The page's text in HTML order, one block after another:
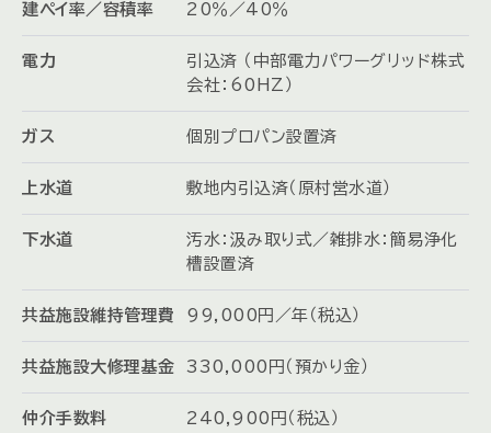
建ペイ率／容積率 20％／40％
電力
引込済 （中部電力パワーグリッド株式
会社：60HZ）
ガス 個別プロパン設置済
上水道 敷地内引込済（原村営水道）
下水道
汚水：汲み取り式／雑排水：簡易浄化
槽設置済
共益施設維持管理費 99,000円／年（税込）
共益施設大修理基金 330,000円（預かり金）
仲介手数料 240,900円（税込）